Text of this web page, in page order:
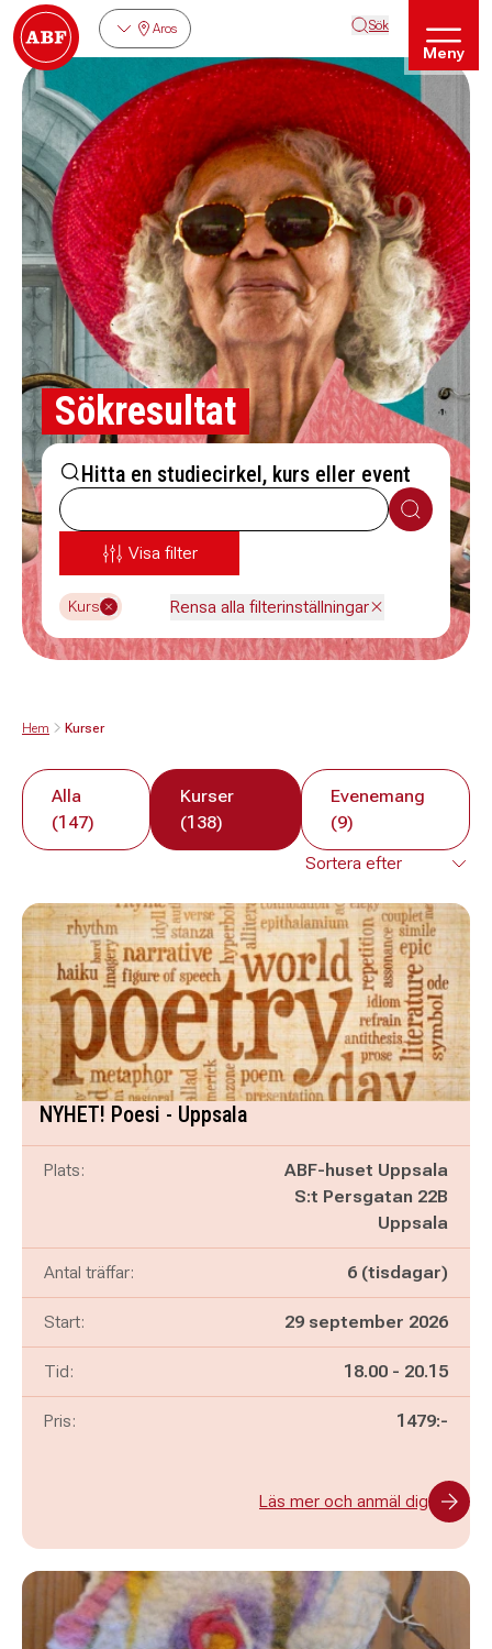
Aros Sök
Meny
Sökresultat
Hitta en studiecirkel, kurs eller event
Sök
Visa filter
Kurs Rensa alla filterinställningar
Hem Kurser
Alla
(147)
Kurser
(138)
Evenemang
(9)
NYHET! Poesi - Uppsala
Plats:
ABF-huset Uppsala
S:t Persgatan 22B
Uppsala
Antal träffar: 6 (tisdagar)
Start: 29 september 2026
Tid: Pågår mellan
18.00 - och
20.15
Pris: 1479:-
Läs mer och anmäl dig